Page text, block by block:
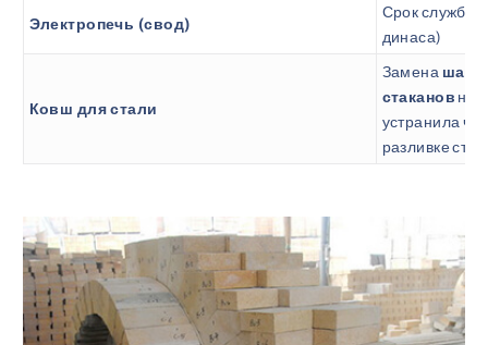
Электропечь (свод)
Срок службы
динаса)
Ковш для стали
Замена
стаканов на
устранила
разливке